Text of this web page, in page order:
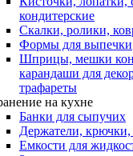
кондитерские
Скалки, ролики,
Формы для выпечки
Шприцы, мешки
карандаши для
трафареты
на кухне
Банки для сыпучих
Держатели,
Емкости для